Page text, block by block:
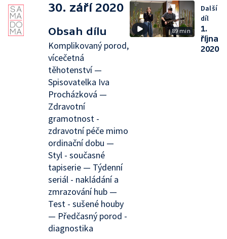
30. září 2020
Obsah dílu
Komplikovaný porod,
vícečetná
těhotenství —
Spisovatelka Iva
Procházková —
Zdravotní
gramotnost -
zdravotní péče mimo
ordinační dobu —
Styl - současné
tapiserie — Týdenní
seriál - nakládání a
zmrazování hub —
Test - sušené houby
— Předčasný porod -
diagnostika
89 min
Další
díl
1.
října
2020